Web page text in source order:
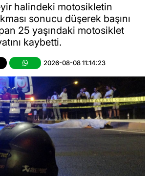
halindeki motosikletin
sonucu düşerek başını
25 yaşındaki motosiklet
kaybetti.
2026-08-08 11:14:23